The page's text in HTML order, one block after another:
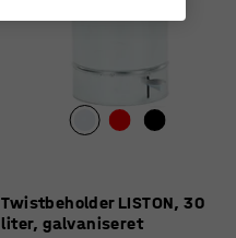
Twistbeholder LISTON, 30
liter, galvaniseret